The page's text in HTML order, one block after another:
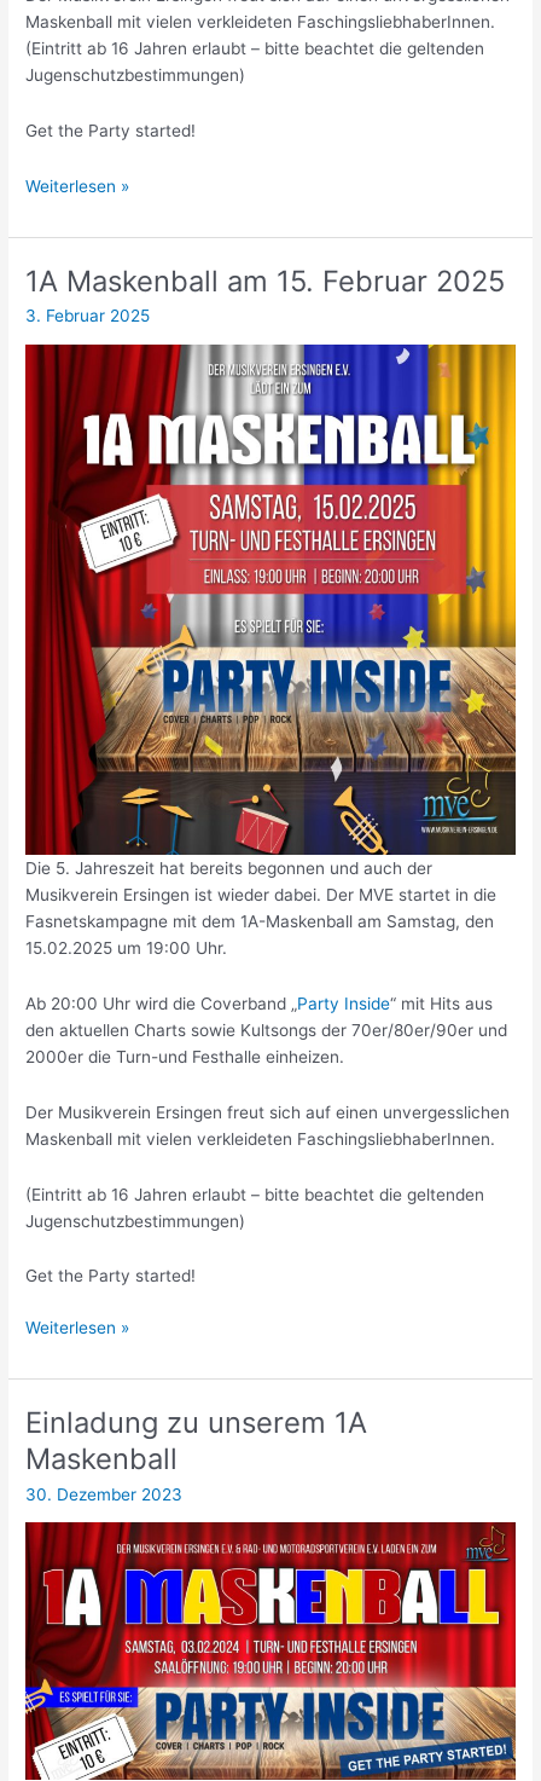
Maskenball mit vielen verkleideten FaschingsliebhaberInnen.
(Eintritt ab 16 Jahren erlaubt – bitte beachtet die geltenden
Jugenschutzbestimmungen)
Get the Party started!
Vorankündigung
Maskenball
Weiterlesen »
1A Maskenball am 15. Februar 2025
3. Februar 2025
Die 5. Jahreszeit hat bereits begonnen und auch der
Musikverein Ersingen ist wieder dabei. Der MVE startet in die
Fasnetskampagne mit dem 1A-Maskenball am Samstag, den
15.02.2025 um 19:00 Uhr.
Ab 20:00 Uhr wird die Coverband „ Party Inside“ mit Hits aus
den aktuellen Charts sowie Kultsongs der 70er/80er/90er und
2000er die Turn-und Festhalle einheizen.
Der Musikverein Ersingen freut sich auf einen unvergesslichen
Maskenball mit vielen verkleideten FaschingsliebhaberInnen.
(Eintritt ab 16 Jahren erlaubt – bitte beachtet die geltenden
Jugenschutzbestimmungen)
Get the Party started!
1A
am
Februar
2025
Weiterlesen »
Einladung zu unserem 1A
Maskenball
30. Dezember 2023